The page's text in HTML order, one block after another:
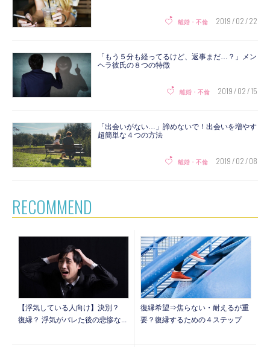
離婚・不倫 2019 / 02 / 22
「もう５分も経ってるけど、返事まだ…？」メン
ヘラ彼氏の８つの特徴
離婚・不倫 2019 / 02 / 15
「出会いがない…」諦めないで！出会いを増やす
超簡単な４つの方法
離婚・不倫 2019 / 02 / 08
RECOMMEND
【浮気している人向け】決別？
復縁？ 浮気がバレた後の悲惨な...
復縁希望⇒焦らない・耐えるが重
要？復縁するための４ステップ